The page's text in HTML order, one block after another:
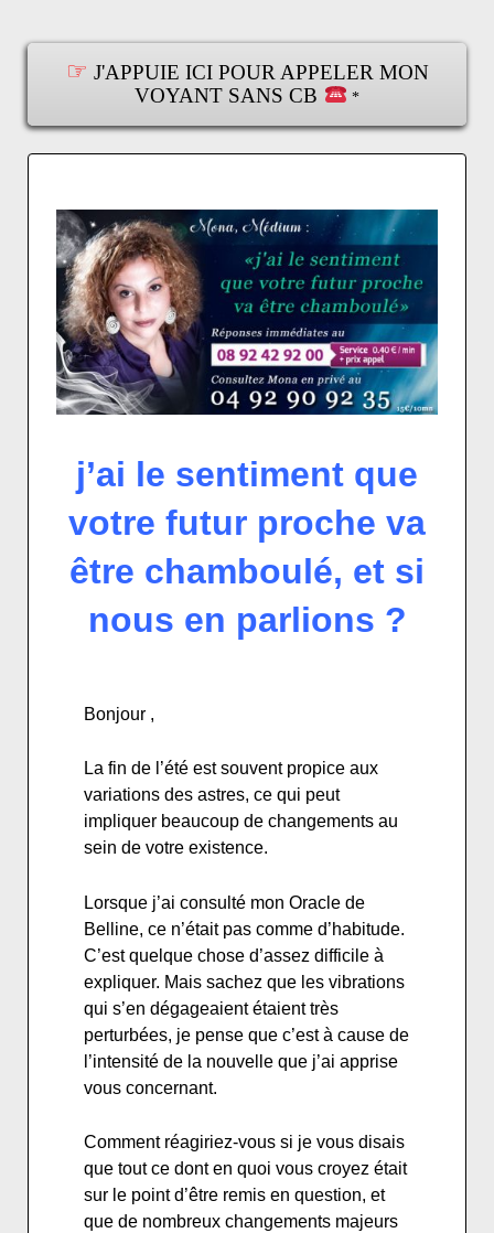
☞ J'APPUIE ICI POUR APPELER MON
VOYANT SANS CB
*
j’ai le sentiment que
votre futur proche va
être chamboulé, et si
nous en parlions ?
Bonjour ,
La fin de l’été est souvent propice aux
variations des astres, ce qui peut
impliquer beaucoup de changements au
sein de votre existence.
Lorsque j’ai consulté mon Oracle de
Belline, ce n’était pas comme d’habitude.
C’est quelque chose d’assez difficile à
expliquer. Mais sachez que les vibrations
qui s’en dégageaient étaient très
perturbées, je pense que c’est à cause de
l’intensité de la nouvelle que j’ai apprise
vous concernant.
Comment réagiriez-vous si je vous disais
que tout ce dont en quoi vous croyez était
sur le point d’être remis en question, et
que de nombreux changements majeurs